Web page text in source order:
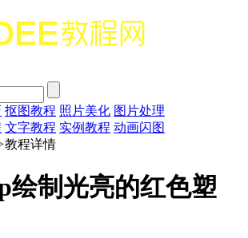
抠图教程 照片美化 图片处理
文字教程 实例教程 动画闪图
教程详情
绘制光亮的红色塑